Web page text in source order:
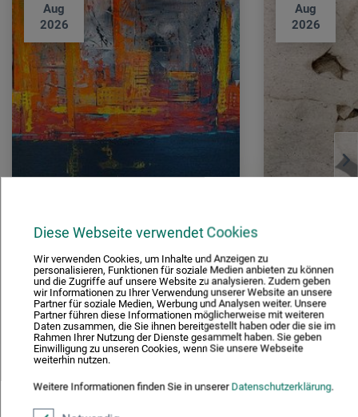
Diese Webseite verwendet Cookies
Wir verwenden Cookies, um Inhalte und Anzeigen zu
personalisieren, Funktionen für soziale Medien anbieten zu können
und die Zugriffe auf unsere Website zu analysieren. Zudem geben
wir Informationen zu Ihrer Verwendung unserer Website an unsere
Partner für soziale Medien, Werbung und Analysen weiter. Unsere
Partner führen diese Informationen möglicherweise mit weiteren
Daten zusammen, die Sie ihnen bereitgestellt haben oder die sie im
Rahmen Ihrer Nutzung der Dienste gesammelt haben. Sie geben
Einwilligung zu unseren Cookies, wenn Sie unsere Webseite
weiterhin nutzen.
Weitere Informationen finden Sie in unserer Datenschutzerklärung.
Aug
2026
DYNAMIK: DER FARBENTANZ
Frankfurt
Aug
2026
Frankfurt